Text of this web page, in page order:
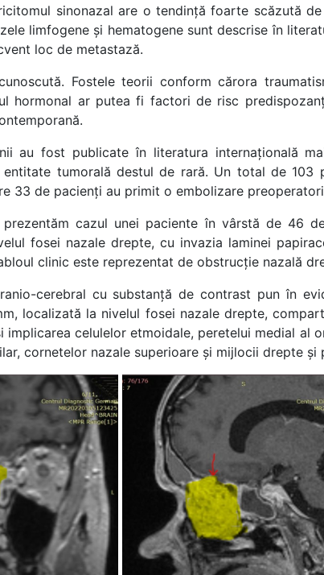
sinonazal are o tendință foarte scăzută
limfogene și hematogene sunt descrise în
loc de metastază.
Fostele teorii conform cărora
hormonal ar putea fi factori de risc
au fost publicate în literatura internațională
entitate tumorală destul de rară. Un total de
33 de pacienți au primit o embolizare
cazul unei paciente în vârstă de 46
fosei nazale drepte, cu invazia laminei
clinic este reprezentat de obstrucție nazală
cerebral cu substanță de contrast pun în
localizată la nivelul fosei nazale drepte,
implicarea celulelor etmoidale, peretelui medial al
cornetelor nazale superioare și mijlocii drepte și